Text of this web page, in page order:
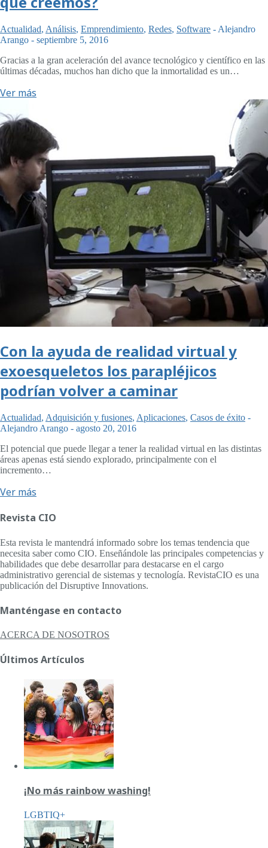
Actualidad, Análisis, Emprendimiento, Redes, Software - Alejandro
Arango - septiembre 5, 2016
Gracias a la gran aceleración del avance tecnológico y científico en las
últimas décadas, muchos han dicho que la inmortalidad es un…
Ver más
Con la ayuda de realidad virtual y
exoesqueletos los parapléjicos
podrían volver a caminar
Actualidad, Adquisición y fusiones, Aplicaciones, Casos de éxito -
Alejandro Arango - agosto 20, 2016
El potencial que puede llegar a tener la realidad virtual en las distintas
áreas apenas está siendo explorado, principalmente con el
incremento…
Ver más
Revista CIO
Esta revista le mantendrá informado sobre los temas tendencia que
necesita saber como CIO. Enseñándole las principales competencias y
habilidades que debe desarrollar para destacarse en el cargo
administrativo gerencial de sistemas y tecnología. RevistaCIO es una
publicación del Disruptive Innovations.
Manténgase en contacto
ACERCA DE NOSOTROS
Últimos Artículos
¡No más rainbow washing!
LGBTIQ+